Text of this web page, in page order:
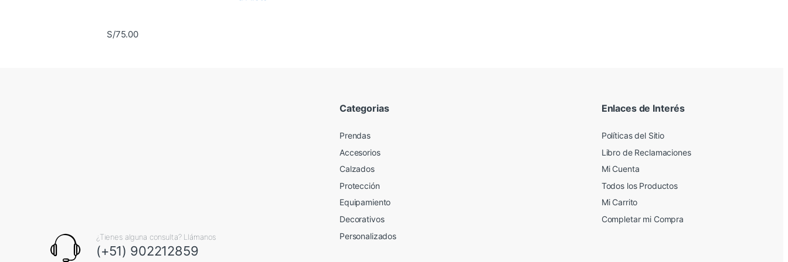
S/75.00
¿Tienes alguna consulta? Llámanos
(+51) 902212859
Categorias
Prendas
Accesorios
Calzados
Protección
Equipamiento
Decorativos
Personalizados
Enlaces de Interés
Políticas del Sitio
Libro de Reclamaciones
Mi Cuenta
Todos los Productos
Mi Carrito
Completar mi Compra